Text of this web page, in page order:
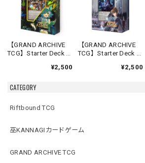
CATEGORY
Riftbound TCG
巫KANNAGIカードゲーム
GRAND ARCHIVE TCG
【GRAND ARCHIVE
TCG】Starter Deck -
Ashes】《英語版》
¥2,500
【GRAND ARCHIVE
TCG】Starter Deck -
Ashes】《英語版》
¥2,500